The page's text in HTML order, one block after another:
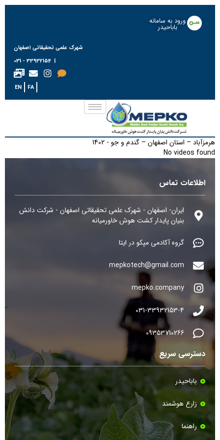
ورود به سامانه
باباحیدر
شهرک علمی تحقیقاتی اصفهان
| 33932154 - 031
FA
EN
هرمزآباد – استان اصفهان – گندم و جو - 1402
No videos found
اطلاعات تماس
ایران- اصفهان - شهرک علمی تحقیقاتی اصفهان - شرکت دانش
بنیان پایدار کشت هوش خاورمیانه
گروه آکادمی مپکو در ایتا
mepkotech@gmail.com
mepko.company
031-33932153-4
09353710266
دسترسی سریع
باباحیدر
زارع هوشمند
راهنما